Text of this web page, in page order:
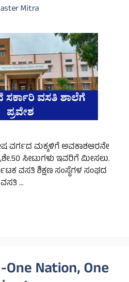
Mitra
ವರ್ಗದ ಮಕ್ಕಳಿಗೆ ಅವಕಾಶಆರನೇ
ಸೀಟುಗಳು ಇವರಿಗೆ ಮೀಸಲು.
ವಸತಿ ಶಿಕ್ಷಣ ಸಂಸ್ಥೆಗಳ ಸಂಘದ
…
Nation, One